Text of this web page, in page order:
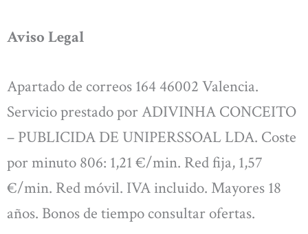
Aviso Legal
Apartado de correos 164 46002 Valencia.
Servicio prestado por ADIVINHA CONCEITO
– PUBLICIDA DE UNIPERSSOAL LDA. Coste
por minuto 806: 1,21 €/min. Red fija, 1,57
€/min. Red móvil. IVA incluido. Mayores 18
años. Bonos de tiempo consultar ofertas.